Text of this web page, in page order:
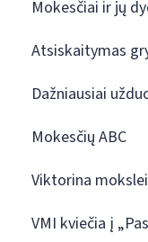
Mokesčiai ir jų
Atsiskaitymas
Dažniausiai
Mokesčių ABC
Viktorina
VMI kviečia į